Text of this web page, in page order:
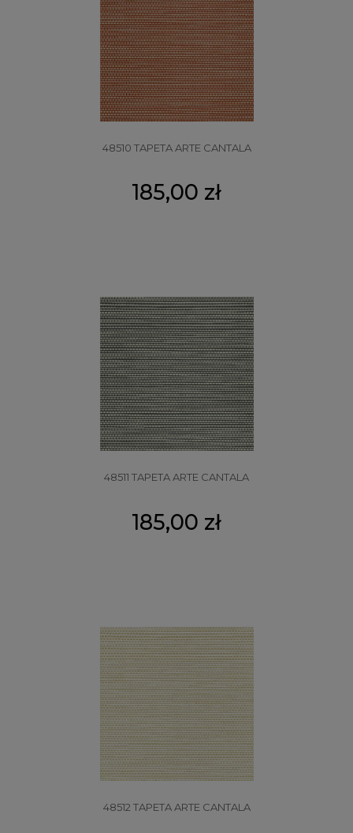
48510 TAPETA ARTE CANTALA
185,00 zł
48511 TAPETA ARTE CANTALA
185,00 zł
48512 TAPETA ARTE CANTALA